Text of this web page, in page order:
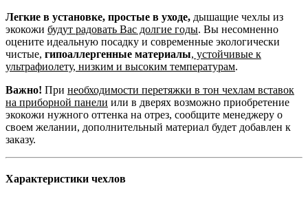
Легкие в установке, простые в уходе, дышащие чехлы из
экокожи будут радовать Вас долгие годы. Вы несомненно
оцените идеальную посадку и современные экологически
чистые, гипоаллергенные материалы, устойчивые к
ультрафиолету, низким и высоким температурам.
Важно! При необходимости перетяжки в тон чехлам вставок
на приборной панели или в дверях возможно приобретение
экокожи нужного оттенка на отрез, сообщите менеджеру о
своем желании, дополнительный материал будет добавлен к
заказу.
Характеристики чехлов